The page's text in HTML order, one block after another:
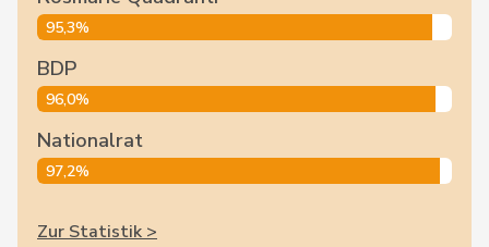
95,3%
BDP
96,0%
Nationalrat
97,2%
Zur Statistik >